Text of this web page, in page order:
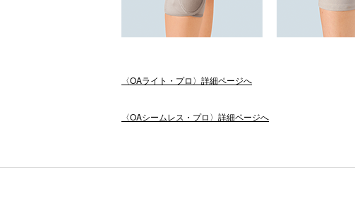
〈OAライト・プロ〉詳細ページへ
〈OAシームレス・プロ〉詳細ページへ